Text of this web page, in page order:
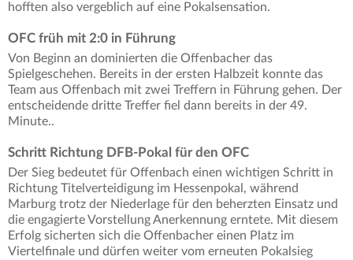
hofften also vergeblich auf eine Pokalsensation.
OFC früh mit 2:0 in Führung
Von Beginn an dominierten die Offenbacher das
Spielgeschehen. Bereits in der ersten Halbzeit konnte das
Team aus Offenbach mit zwei Treffern in Führung gehen. Der
entscheidende dritte Treffer fiel dann bereits in der 49.
Minute..
Schritt Richtung DFB-Pokal für den OFC
Der Sieg bedeutet für Offenbach einen wichtigen Schritt in
Richtung Titelverteidigung im Hessenpokal, während
Marburg trotz der Niederlage für den beherzten Einsatz und
die engagierte Vorstellung Anerkennung erntete. Mit diesem
Erfolg sicherten sich die Offenbacher einen Platz im
Viertelfinale und dürfen weiter vom erneuten Pokalsieg